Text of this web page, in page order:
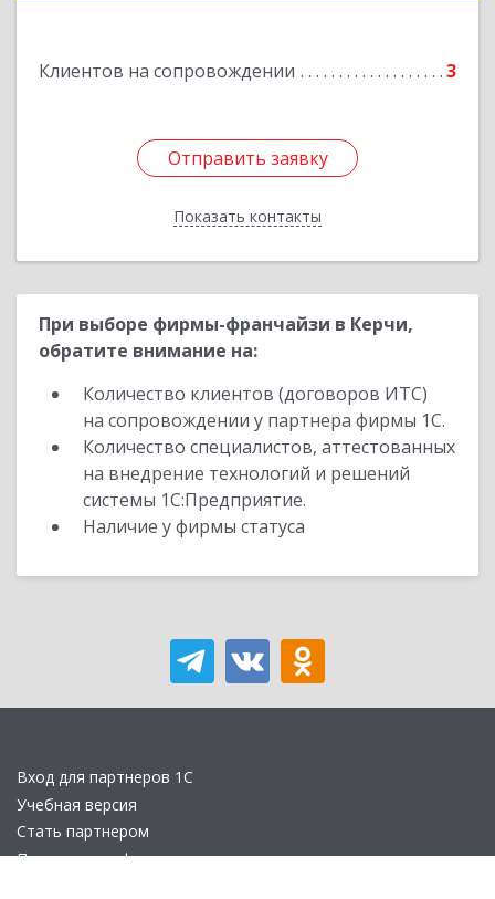
Клиентов на сопровождении 3
Отправить заявку
Показать контакты
Подробнее
Отправить заявку
Назад
При выборе фирмы-франчайзи в Керчи,
обратите внимание на:
Количество клиентов (договоров ИТС)
на сопровождении у партнера фирмы 1С.
Количество специалистов, аттестованных
на внедрение технологий и решений
системы 1С:Предприятие.
Наличие у фирмы статуса
Вход для партнеров 1С
Учебная версия
Стать партнером
Политика конфиденциальности